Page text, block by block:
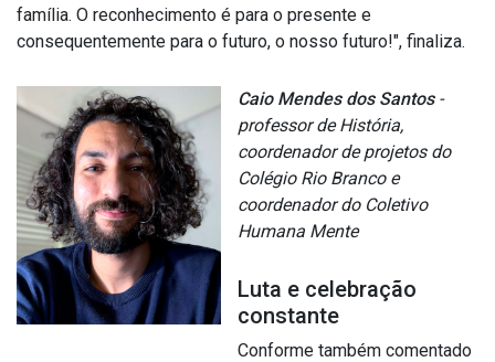
família. O reconhecimento é para o presente e
consequentemente para o futuro, o nosso futuro!", finaliza.
Caio Mendes dos Santos -
professor de História,
coordenador de projetos do
Colégio Rio Branco e
coordenador do Coletivo
Humana Mente
Luta e celebração
constante
Conforme também comentado